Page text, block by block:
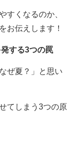
すくなるのか、
お伝えします！
する3つの罠
ぜ夏？」と思い
てしまう3つの原